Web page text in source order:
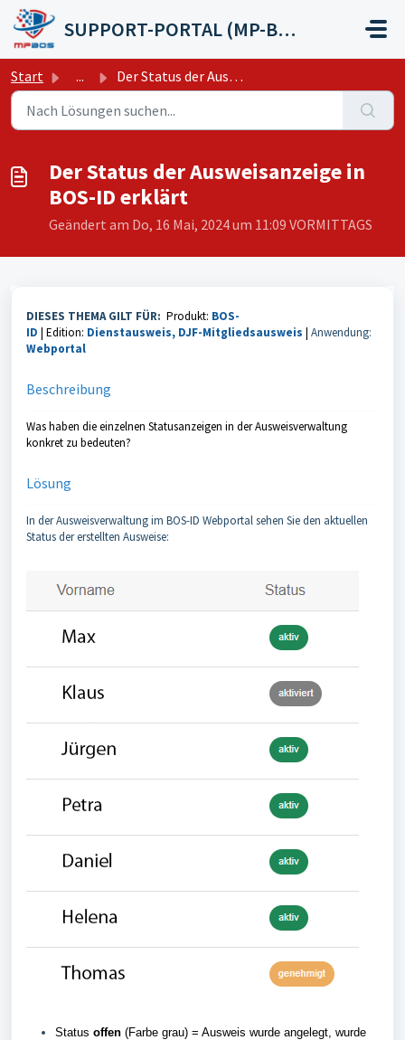
Zum hauptsächlichen Inhalt gehen
SUPPORT-PORTAL (MP-BOS GmbH)
Start ... Der Status der Ausweisanzeige in BOS-ID erklärt
Der Status der Ausweisanzeige in
BOS-ID erklärt
Geändert am Do, 16 Mai, 2024 um 11:09 VORMITTAGS
DIESES THEMA GILT FÜR: Produkt: BOS-
ID | Edition: Dienstausweis, DJF-Mitgliedsausweis | Anwendung:
Webportal
Beschreibung
Was haben die einzelnen Statusanzeigen in der Ausweisverwaltung
konkret zu bedeuten?
Lösung
In der Ausweisverwaltung im BOS-ID Webportal sehen Sie den aktuellen
Status der erstellten Ausweise:
Status offen (Farbe grau) = Ausweis wurde angelegt, wurde